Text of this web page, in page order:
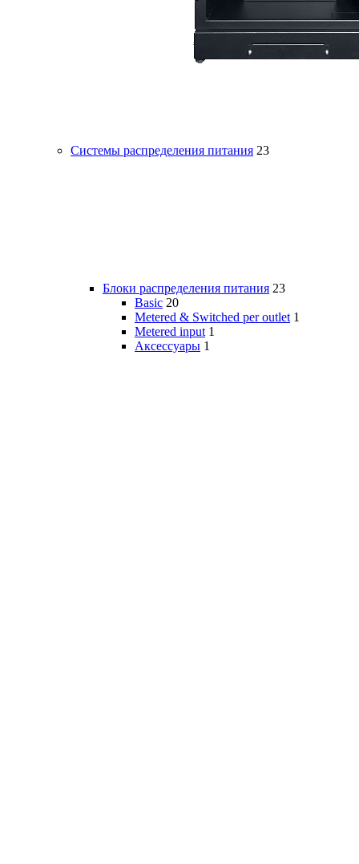
Системы распределения питания 23
Блоки распределения питания 23
Basic 20
Metered & Switched per outlet 1
Metered input 1
Аксессуары 1